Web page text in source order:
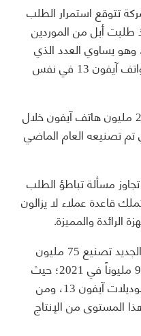
تتوقع استمرار الطلب
طلبت أبل من الموردين
90 مليون هاتف آيفون 14، وهو يساوي العدد الذي
تم تصنيعه العام الماضي من هواتف آيفون 13 في نفس
تتوقع أبل أيضاً تصنيع حوالي 220 مليون هاتف آيفون خلال
تم تصنيعه العام الماضي
مسألة تباطؤ الطلب
قاعدة عملاء لا يزالون
الرائدة والمميزة.
وقبل 2021، شهد إطلاق آيفون الجديد تصنيع 75 مليون
جهاز، لكن أبل رفعت العدد إلى 90 مليوناً في 2021؛ حيث
توقعت ارتفاعاً في الطلب على موديلات آيفون 13، ومن
المستوى من الإنتاج